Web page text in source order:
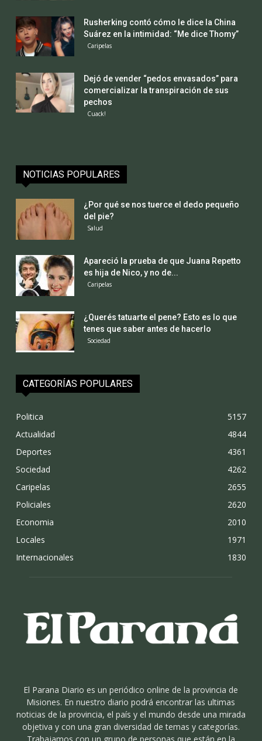
Rusherking contó cómo le dice la China
Suárez en la intimidad: “Me dice Thomy”
Caripelas
Dejó de vender “pedos envasados” para
comercializar la transpiración de sus
pechos
Cuack!
NOTICIAS POPULARES
¿Por qué se nos tuerce el dedo pequeño
del pie?
Salud
Apareció la prueba de que Juana Repetto
es hija de Nico, y no de...
Caripelas
¿Querés tatuarte el pene? Esto es lo que
tenes que saber antes de hacerlo
Sociedad
CATEGORÍAS POPULARES
Politica
5157
Actualidad
4844
Deportes
4361
Sociedad
4262
Caripelas
2655
Policiales
2620
Economia
2010
Locales
1971
Internacionales
1830
El Parana Diario es un periódico online de la provincia de
Misiones. En nuestro diario podrá encontrar las ultimas
noticias de la provincia, el país y el mundo desde una mirada
objetiva y con una gran diversidad de temas y categorías.